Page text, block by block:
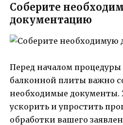
Соберите
документацию
Перед началом процедуры
балконной плиты важно
необходимые документы.
ускорить и упростить
обработки вашего